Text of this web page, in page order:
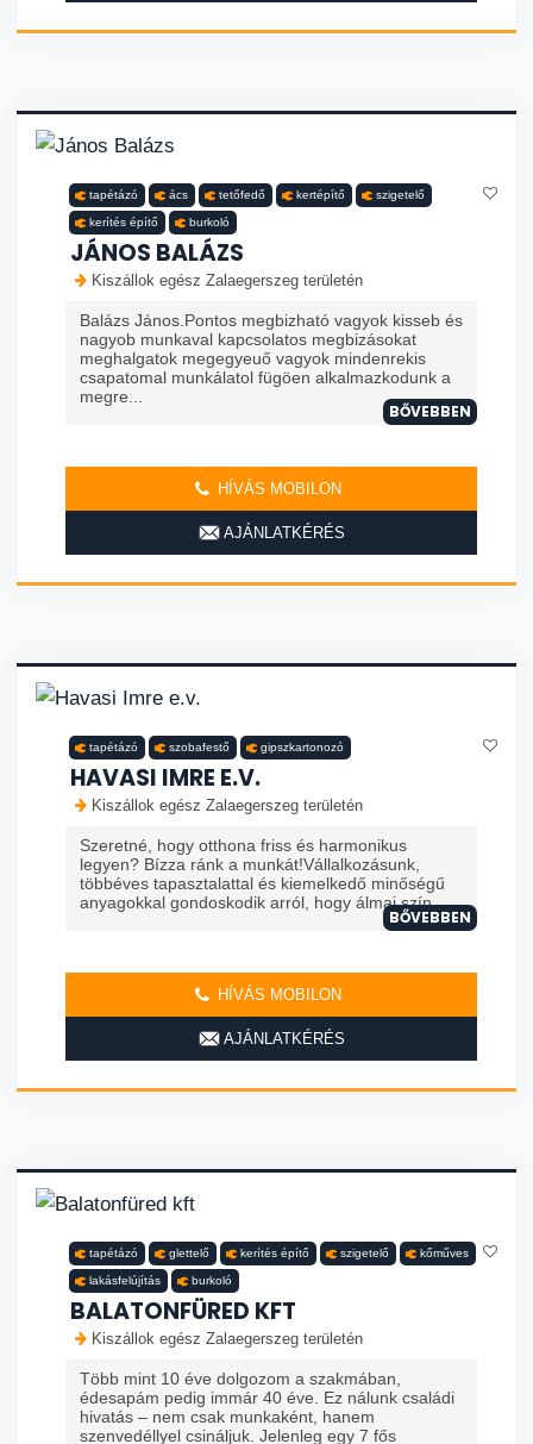
tapétázó ács tetőfedő kertépítő szigetelő
kerítés építő burkoló
JÁNOS BALÁZS
Kiszállok egész Zalaegerszeg területén
Balázs János.Pontos megbizható vagyok kisseb és
nagyob munkaval kapcsolatos megbizásokat
meghalgatok megegyeuő vagyok mindenrekis
csapatomal munkálatol fügöen alkalmazkodunk a
megre...
BŐVEBBEN
HÍVÁS MOBILON
AJÁNLATKÉRÉS
tapétázó szobafestő gipszkartonozó
HAVASI IMRE E.V.
Kiszállok egész Zalaegerszeg területén
Szeretné, hogy otthona friss és harmonikus
legyen? Bízza ránk a munkát!Vállalkozásunk,
többéves tapasztalattal és kiemelkedő minőségű
anyagokkal gondoskodik arról, hogy álmai szín...
BŐVEBBEN
HÍVÁS MOBILON
AJÁNLATKÉRÉS
tapétázó glettelő kerítés építő szigetelő kőműves
lakásfelújítás burkoló
BALATONFÜRED KFT
Kiszállok egész Zalaegerszeg területén
Több mint 10 éve dolgozom a szakmában,
édesapám pedig immár 40 éve. Ez nálunk családi
hivatás – nem csak munkaként, hanem
szenvedéllyel csináljuk. Jelenleg egy 7 fős